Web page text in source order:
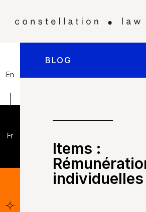
En
Fr
BLOG
Items :
individuelles